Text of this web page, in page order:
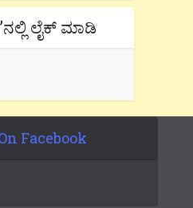
ಲೈಕ್ ಮಾಡಿ
Facebook